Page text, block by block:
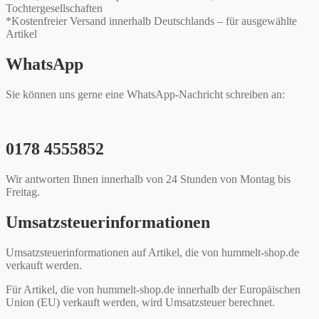
Tochtergesellschaften
*Kostenfreier Versand innerhalb Deutschlands – für ausgewählte
Artikel
WhatsApp
Sie können uns gerne eine WhatsApp-Nachricht schreiben an:
0178 4555852
Wir antworten Ihnen innerhalb von 24 Stunden von Montag bis
Freitag.
Umsatzsteuerinformationen
Umsatzsteuerinformationen auf Artikel, die von hummelt-shop.de
verkauft werden.
Für Artikel, die von hummelt-shop.de innerhalb der Europäischen
Union (EU) verkauft werden, wird Umsatzsteuer berechnet.